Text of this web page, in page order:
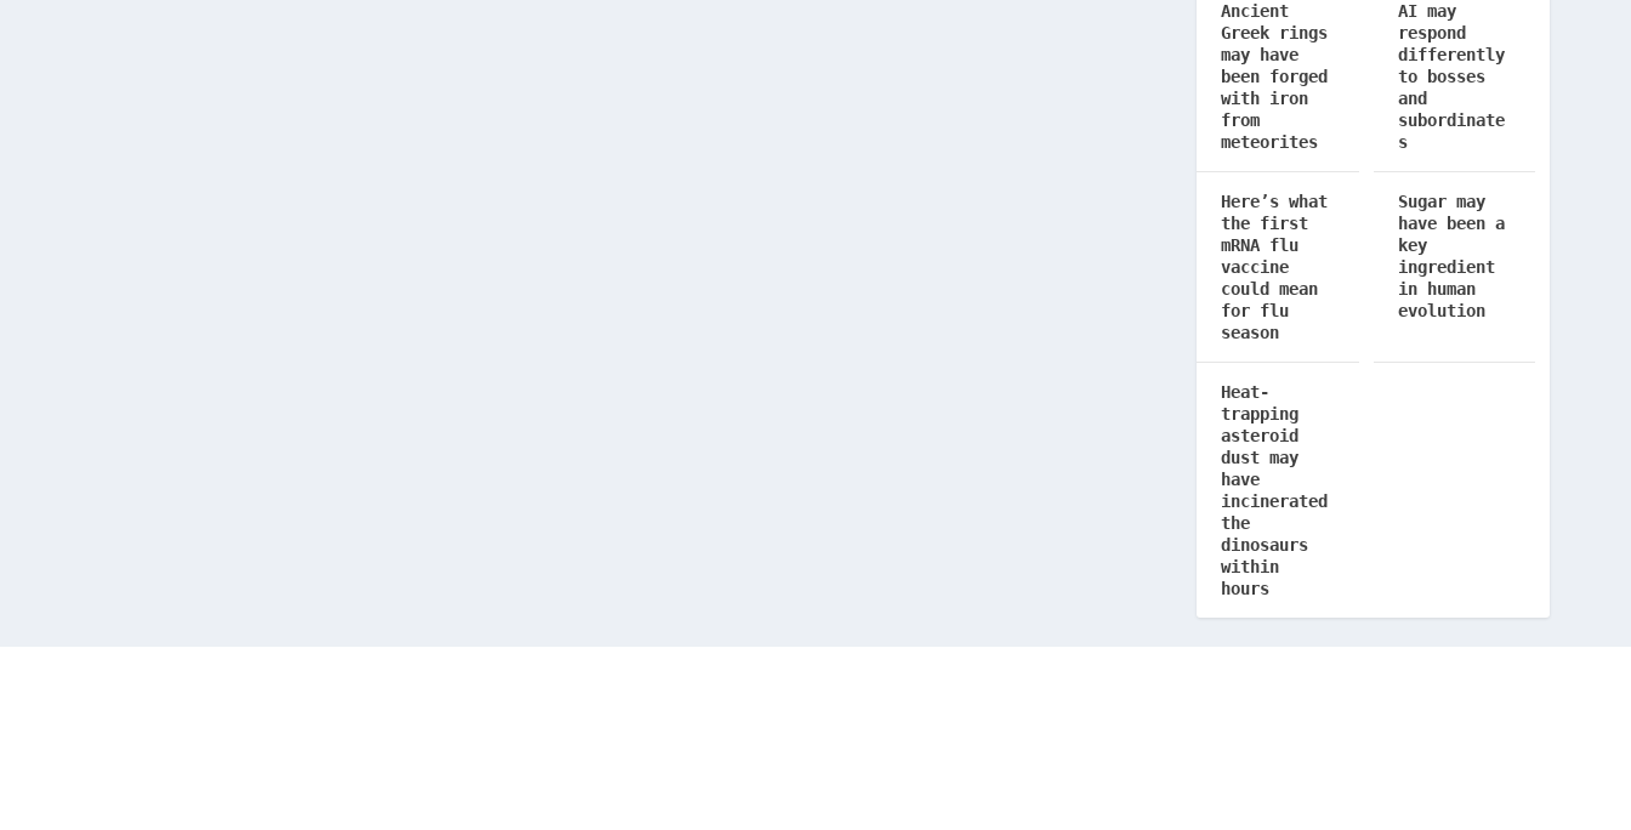
Ancient
Greek rings
may have
been forged
with iron
from
meteorites
AI may
respond
differently
to bosses
and
subordinate
s
Here’s what
the first
mRNA flu
vaccine
could mean
for flu
season
Sugar may
have been a
key
ingredient
in human
evolution
Heat-
trapping
asteroid
dust may
have
incinerated
the
dinosaurs
within
hours